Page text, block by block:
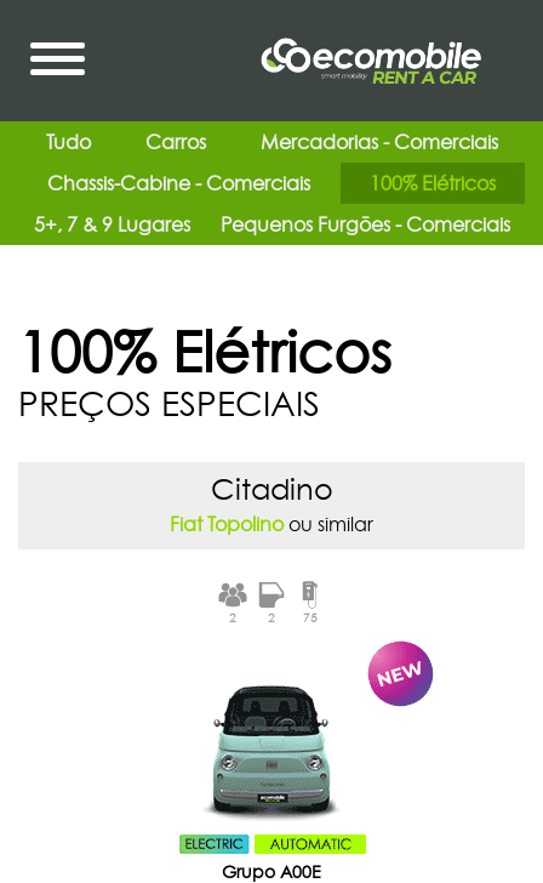
Tudo Carros
Mercadorias - Comerciais
Chassis-Cabine - Comerciais
100% Elétricos
5+, 7 & 9 Lugares
Pequenos Furgões - Comerciais
100% Elétricos
PREÇOS ESPECIAIS
Citadino
Fiat Topolinoou similar
2 2 75
Grupo A00E